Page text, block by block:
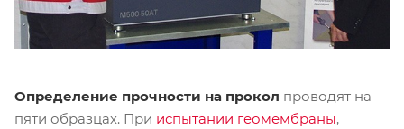
Определение прочности на прокол проводят на
пяти образцах. При испытании геомембраны,